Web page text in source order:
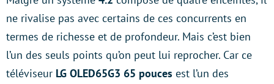
ne rivalise pas avec certains de ces concurrents en
termes de richesse et de profondeur. Mais c’est bien
l’un des seuls points qu’on peut lui reprocher. Car ce
téléviseur LG OLED65G3 65 pouces est l’un des